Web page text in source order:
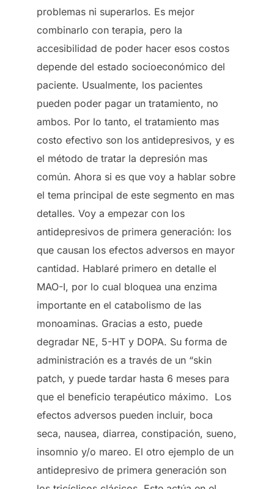
problemas ni superarlos. Es mejor
combinarlo con terapia, pero la
accesibilidad de poder hacer esos costos
depende del estado socioeconómico del
paciente. Usualmente, los pacientes
pueden poder pagar un tratamiento, no
ambos. Por lo tanto, el tratamiento mas
costo efectivo son los antidepresivos, y es
el método de tratar la depresión mas
común. Ahora si es que voy a hablar sobre
el tema principal de este segmento en mas
detalles. Voy a empezar con los
antidepresivos de primera generación: los
que causan los efectos adversos en mayor
cantidad. Hablaré primero en detalle el
MAO-I, por lo cual bloquea una enzima
importante en el catabolismo de las
monoaminas. Gracias a esto, puede
degradar NE, 5-HT y DOPA. Su forma de
administración es a través de un “skin
patch, y puede tardar hasta 6 meses para
que el beneficio terapéutico máximo. Los
efectos adversos pueden incluir, boca
seca, nausea, diarrea, constipación, sueno,
insomnio y/o mareo. El otro ejemplo de un
antidepresivo de primera generación son